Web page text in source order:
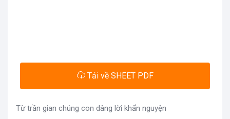
Tải về SHEET PDF
Từ trần gian chúng con dâng lời khẩn nguyện